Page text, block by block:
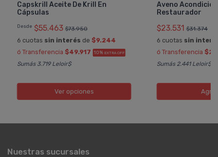
Capskrill Aceite De Krill En
Cápsulas
Desde $55.463 $73.950
6 cuotas sin interés de $9.244
ó Transferencia $49.917 10% EXTRA OFF
Sumás 3.719 Leloir$
Ver opciones
Aveno
Restaurador
$23.531 $31.374
6 cuotas sin
ó Transferencia
Sumás 2.441 Leloir$
Nuestras sucursales